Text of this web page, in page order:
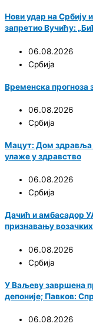
Нови удар на
запретио Вучићу:
06.08.2026
Србија
Временска прогноза
06.08.2026
Србија
Мацут: Дом здравља
улаже у здравство
06.08.2026
Србија
Дачић и амбасадор
признавању
06.08.2026
Србија
У Ваљеву завршена
депоније; Павков:
06.08.2026